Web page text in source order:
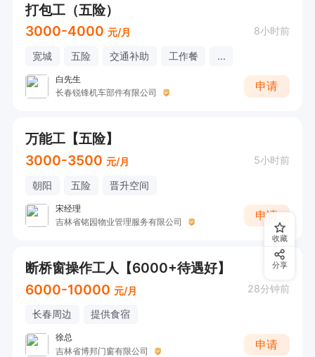
打包工（五险）
3000-4000 元/月 8小时前
宽城 五险 交通补助 工作餐 ...
白先生
长春锐锋机车部件有限公司
申请
万能工【五险】
3000-3500 元/月 5小时前
朝阳 五险 晋升空间
宋经理
吉林省铭园物业管理服务有限公司
申请
断桥窗操作工人【6000+待遇好】
6000-10000 元/月 28分钟前
长春周边 提供食宿
徐总
吉林省博邦门窗有限公司
申请
收藏
分享